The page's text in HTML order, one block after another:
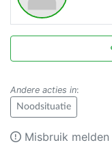
Andere acties in:
Noodsituatie
Misbruik melden